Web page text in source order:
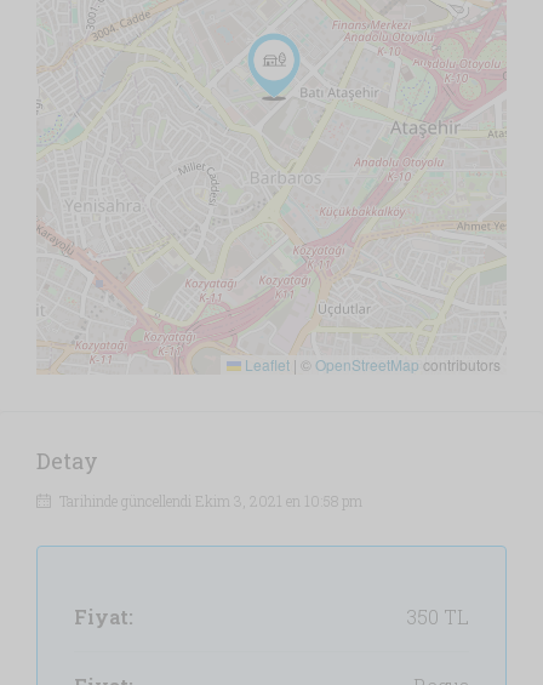
Leaflet | © OpenStreetMap contributors
Detay
Tarihinde güncellendi Ekim 3, 2021 en 10:58 pm
Fiyat: 350 TL